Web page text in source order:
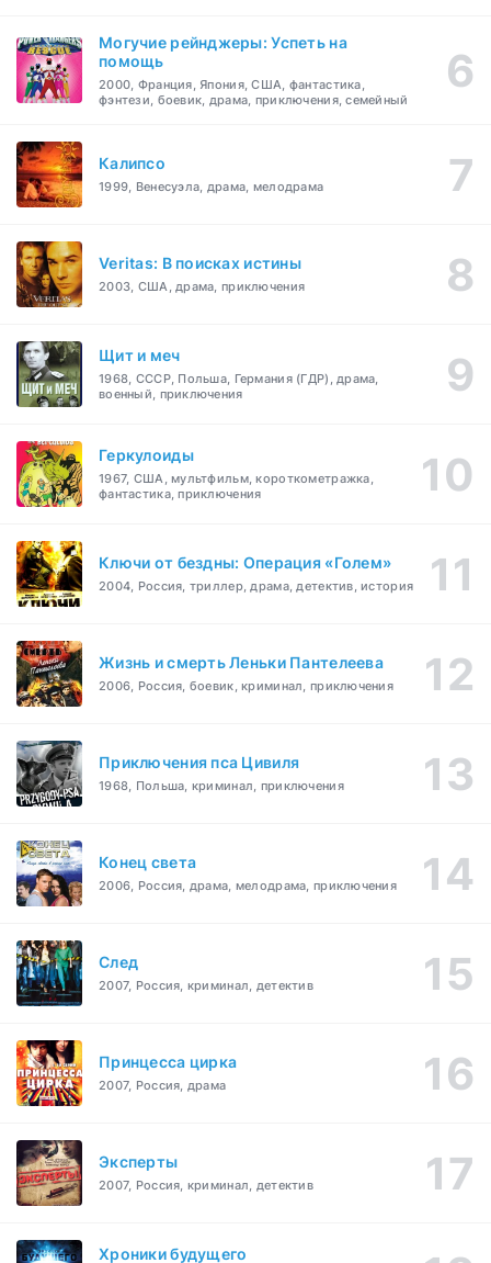
Могучие рейнджеры: Успеть на
помощь
2000, Франция, Япония, США, фантастика,
фэнтези, боевик, драма, приключения, семейный
Калипсо
1999, Венесуэла, драма, мелодрама
Veritas: В поисках истины
2003, США, драма, приключения
Щит и меч
1968, СССР, Польша, Германия (ГДР), драма,
военный, приключения
Геркулоиды
1967, США, мультфильм, короткометражка,
фантастика, приключения
Ключи от бездны: Операция «Голем»
2004, Россия, триллер, драма, детектив, история
Жизнь и смерть Леньки Пантелеева
2006, Россия, боевик, криминал, приключения
Приключения пса Цивиля
1968, Польша, криминал, приключения
Конец света
2006, Россия, драма, мелодрама, приключения
След
2007, Россия, криминал, детектив
Принцесса цирка
2007, Россия, драма
Эксперты
2007, Россия, криминал, детектив
Хроники будущего